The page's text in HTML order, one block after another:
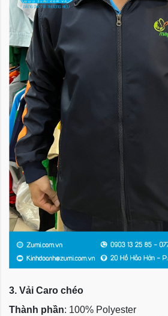
3. Vải Caro chéo
Thành phần: 100% Polyester